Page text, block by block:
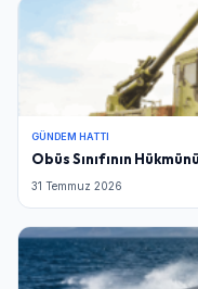
GÜNDEM HATTI
Obüs Sınıfının
31 Temmuz 2026